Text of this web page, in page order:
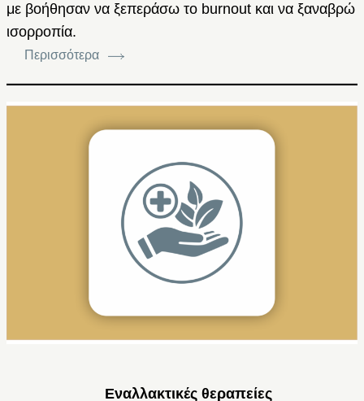
με βοήθησαν να ξεπεράσω το burnout και να ξαναβρώ
ισορροπία.
Περισσότερα
Εναλλακτικές θεραπείες